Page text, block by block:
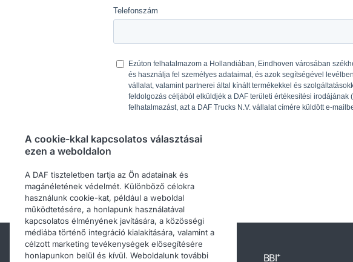
Egyéb DAF webhelyek BBI⁺
A cookie-kkal kapcsolatos választásai
ezen a weboldalon
A DAF tiszteletben tartja az Ön adatainak és
magánéletének védelmét. Különböző célokra
használunk cookie-kat, például a weboldal
működtetésére, a honlapunk használatával
kapcsolatos élményének javítására, a közösségi
médiába történő integráció kialakítására, valamint a
célzott marketing tevékenységek elősegítésére
honlapunkon belül és kívül. Weboldalunk további